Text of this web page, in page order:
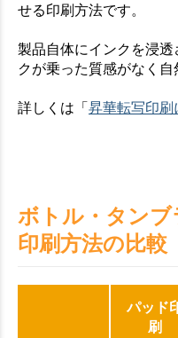
せる印刷方法です。
製品自体にインクを浸
クが乗った質感がなく自
詳しくは「 昇華転写印刷
ボトル・タン
印刷方法の比較
パッド
刷